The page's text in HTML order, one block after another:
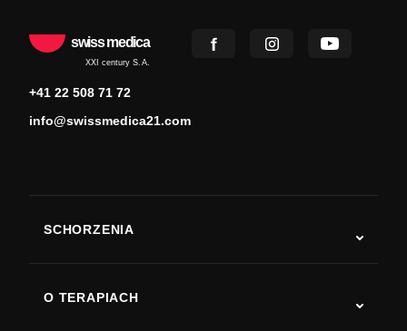
swiss medica
XXI century S.A.
+41 22 508 71 72
info@swissmedica21.com
SCHORZENIA
O TERAPIACH